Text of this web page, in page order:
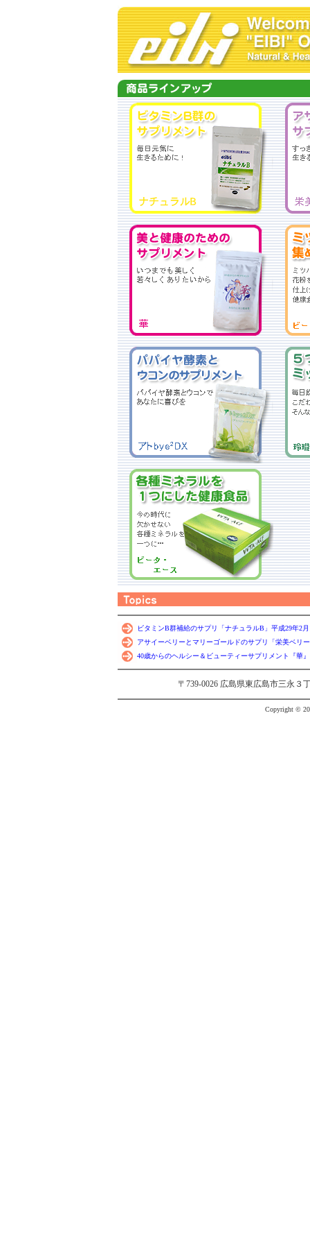
ビタミンB群補給のサプリ「ナチュラルB」平成29年2
アサイーベリーとマリーゴールドのサプリ「栄美ベリ
40歳からのヘルシー＆ビューティーサプリメント『華
〒739-0026 広島県東広島市三永
Copyright ©